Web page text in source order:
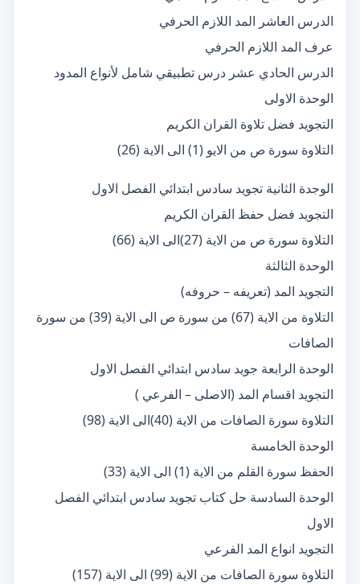
الدرس العاشر المد اللازم الحرفي
عرف المد اللازم الحرفي
الدرس الحادي عشر درس تطبيقي شامل لأنواع المدود
الوحدة الاولى
التجويد فضل تلاوة القران الكريم
التلاوة سورة ص من الايو (1) الى الاية (26)
الوجدة الثانية تجويد سادس ابتدائي الفصل الاول
التجويد فضل حفظ القران الكريم
التلاوة سورة ص من الاية (27)الى الاية (66)
الوحدة الثالثة
التجويد المد (تعريفه – حروفه)
التلاوة من الاية (67) من سورة ص الى الاية (39) من سورة
الصافات
الوحدة الرابعة جويد سادس ابتدائي الفصل الاول
التجويد اقسام المد (الاصلى – الفرعي )
التلاوة سورة الصافات من الاية (40)الى الاية (98)
الوحدة الخامسة
الحفظ سورة القلم من الاية (1) الى الاية (33)
الوحدة السادسة حل كتاب تجويد سادس ابتدائي الفصل
الاول
التجويد انواع المد الفرعي
التلاوة سورة الصافات من الاية (99) الى الاية (157)